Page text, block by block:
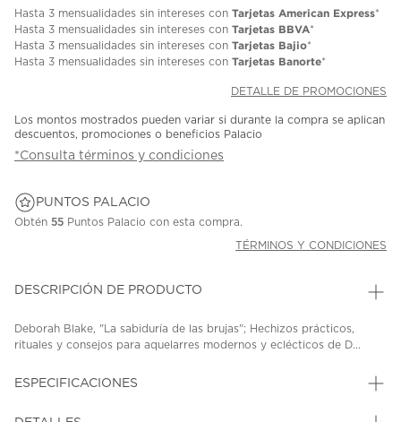
Hasta 3 mensualidades sin intereses con Tarjetas American Express*
Hasta 3 mensualidades sin intereses con Tarjetas BBVA*
Hasta 3 mensualidades sin intereses con Tarjetas Bajio*
Hasta 3 mensualidades sin intereses con Tarjetas Banorte*
DETALLE DE PROMOCIONES
Los montos mostrados pueden variar si durante la compra se aplican
descuentos, promociones o beneficios Palacio
*Consulta términos y condiciones
PUNTOS PALACIO
Obtén 55 Puntos Palacio con esta compra.
TÉRMINOS Y CONDICIONES
DESCRIPCIÓN DE PRODUCTO
Deborah Blake, "La sabiduría de las brujas"; Hechizos prácticos,
rituales y consejos para aquelarres modernos y eclécticos de D...
ESPECIFICACIONES